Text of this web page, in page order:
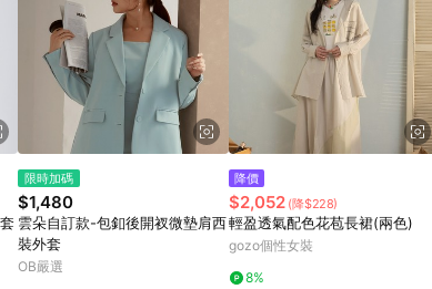
限時加碼
$1,480
雲朵自訂款-包釦後開衩微墊肩西
裝外套
OB嚴選
降價
$2,052 (降$228)
輕盈透氣配色花苞長裙(兩色)
gozo個性女裝
8%